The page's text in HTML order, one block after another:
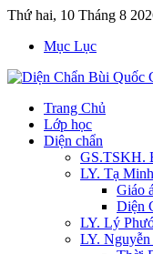
Thứ hai, 10 Tháng 8
Mục Lục
Trang Chủ
Lớp học
Diện chẩn
GS.TSKH.
LY. Tạ Minh
Giáo
Diện
LY. Lý
LY.